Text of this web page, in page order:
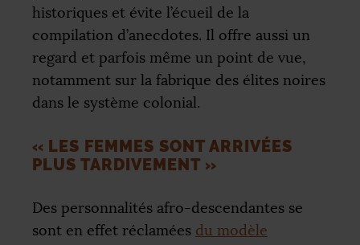
historiques et évite l’écueil de la
compilation d’anecdotes. Il offre aussi un
regard et parfois même un point de vue,
notamment sur la fabrique des élites noires
dans le système colonial.
« LES FEMMES SONT ARRIVÉES
PLUS TARDIVEMENT »
Des personnalités afro-descendantes se
sont en effet réclamées du modèle